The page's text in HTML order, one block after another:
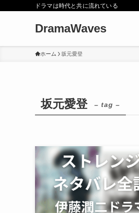
ドラマは時代と共に流れている
DramaWaves
ホーム 坂元愛登
坂元愛登 – tag –